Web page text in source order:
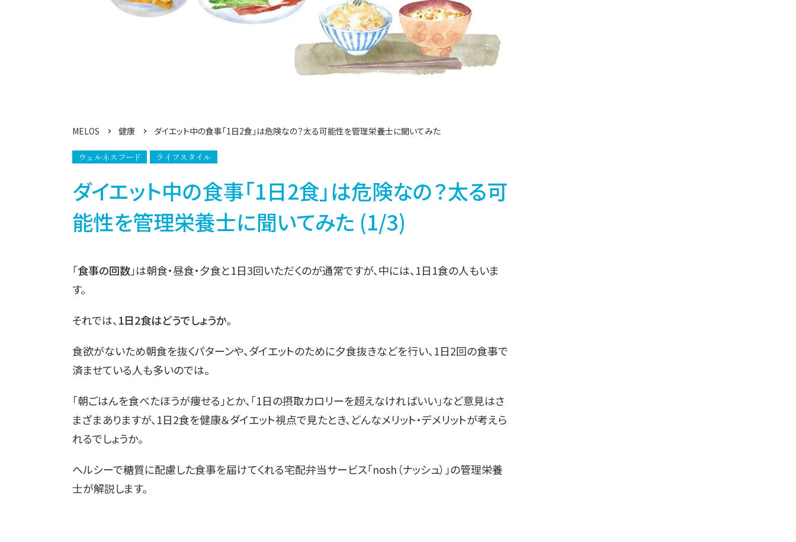
MELOS 健康 ダイエット中の食事「1日2食」は危険なの？太る可能性を管理栄養士に聞いてみた
ウェルネスフード ライフスタイル
ダイエット中の食事「1日2食」は危険なの？太る可
能性を管理栄養士に聞いてみた (1/3)
「食事の回数」は朝食・昼食・夕食と1日3回いただくのが通常ですが、中には、1日1食の人もいま
す。
それでは、 1日2食はどうでしょうか。
食欲がないため朝食を抜くパターンや、ダイエットのために夕食抜きなどを行い、1日2回の食事で
済ませている人も多いのでは。
「朝ごはんを食べたほうが痩せる」とか、「1日の摂取カロリーを超えなければいい」など意見はさ
まざまありますが、1日2食を健康＆ダイエット視点で見たとき、どんなメリット・デメリットが考えら
れるでしょうか。
ヘルシーで糖質に配慮した食事を届けてくれる宅配弁当サービス「‎nosh（ナッシュ）」の管理栄養
士が解説します。